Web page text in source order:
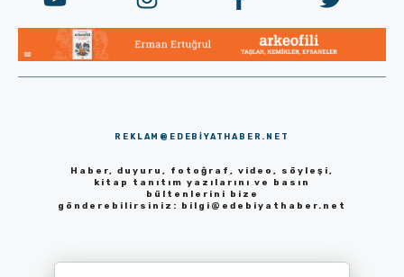
REKLAM@EDEBIYATHABER.NET
Haber, duyuru, fotoğraf, video, söyleşi,
kitap tanıtım yazılarını ve basın
bültenlerini bize
gönderebilirsiniz: bilgi@edebiyathaber.net